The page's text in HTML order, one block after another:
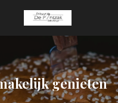
genieten